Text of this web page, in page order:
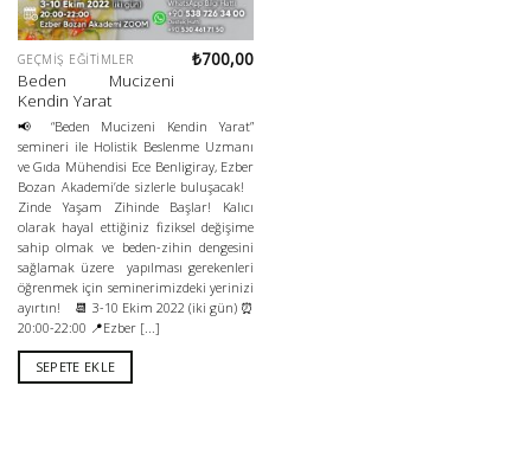
GEÇMIŞ EĞITIMLER
Beden Mucizeni
Kendin Yarat
₺700,00
📢 “Beden Mucizeni Kendin Yarat”
semineri ile Holistik Beslenme Uzmanı
ve Gıda Mühendisi Ece Benligiray, Ezber
Bozan Akademi’de sizlerle buluşacak!
Zinde Yaşam Zihinde Başlar! Kalıcı
olarak hayal ettiğiniz fiziksel değişime
sahip olmak ve beden-zihin dengesini
sağlamak üzere yapılması gerekenleri
öğrenmek için seminerimizdeki yerinizi
ayırtın! 📆 3-10 Ekim 2022 (iki gün) ⏰
20:00-22:00 📍Ezber [...]
SEPETE EKLE